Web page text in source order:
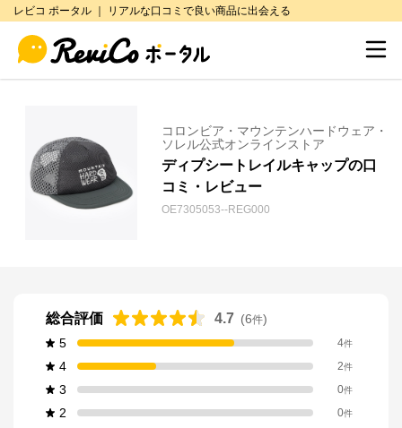
レビコ ポータル ｜ リアルな口コミで良い商品に出会える
コロンビア・マウンテンハードウェア・
ソレル公式オンラインストア
ディプシートレイルキャップの口
コミ・レビュー
OE7305053--REG000
総合評価 4.7 (6件)
5
4件
4 2件
3 0件
2 0件